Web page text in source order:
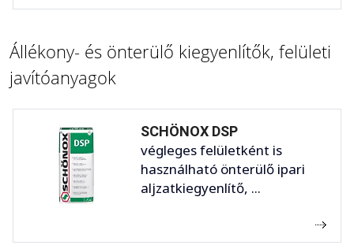
Állékony- és önterülő kiegyenlítők, felületi
javítóanyagok
SCHÖNOX DSP
végleges felületként is
használható önterülő ipari
aljzatkiegyenlítő, ...